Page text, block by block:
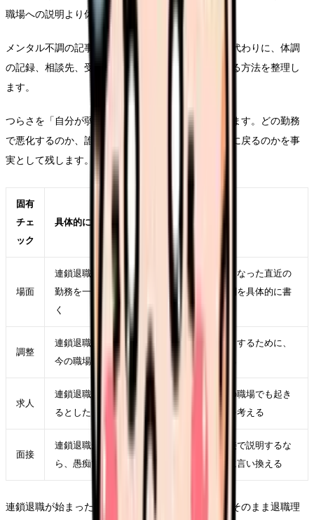
職場への説明より休む段取りを先に置きます。
メンタル不調の記事では、病名を決めつけません。代わりに、体調
の記録、相談先、受診の必要性、仕事から距離を取る方法を整理し
ます。
つらさを「自分が弱い」に変換すると、相談が遅れます。どの勤務
で悪化するのか、誰との関係で緊張するのか、休日に戻るのかを事
実として残します。
固有
チェ
ック
具体的に見ること
場面
連鎖退職が始まった職場に残るべきかが強くなった直近の
勤務を一つ選び、時間帯、相手、業務、体調を具体的に書
く
調整
連鎖退職が始まった職場に残るべきかを軽くするために、
今の職場で一つだけ変えられる条件を決める
求人
連鎖退職が始まった職場に残るべきかが次の職場でも起き
るとしたら、求人票のどの項目に表れるかを考える
面接
連鎖退職が始まった職場に残るべきかを面接で説明するな
ら、愚痴ではなく「次に重視したい条件」に言い換える
連鎖退職が始まった職場に残るべきかという言葉をそのまま退職理